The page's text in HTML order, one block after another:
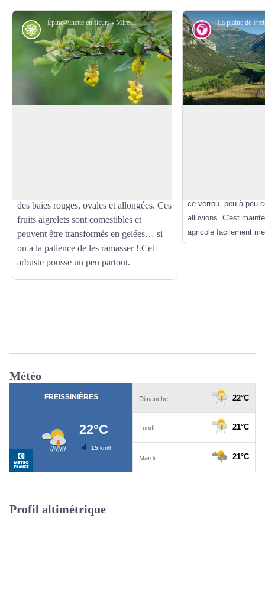
Épine-vinette en fleurs - Mireille Coulon - Parc national des Écrins
Flore
des baies rouges, ovales et allongées. Ces
fruits aigrelets sont comestibles et
peuvent être transformés en gelées… si
on a la patience de les ramasser ! Cet
arbuste pousse un peu partout.
Géologie et
ce verrou, peu à peu
alluvions. C'est
agricole facilement
Météo
Profil altimétrique